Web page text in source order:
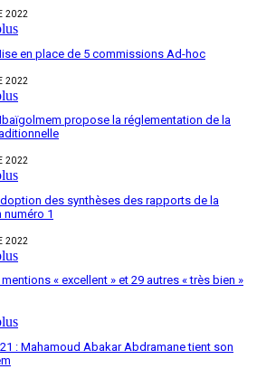
2022
en place de 5 commissions Ad-hoc
2022
propose la réglementation de la
2022
des synthèses des rapports de la
1
2022
« excellent » et 29 autres « très bien »
: Mahamoud Abakar Abdramane tient son